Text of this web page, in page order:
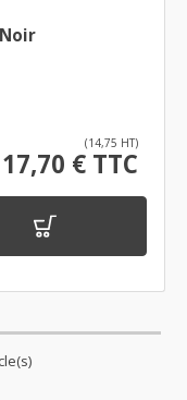
(14,75 HT)
17,70 € TTC